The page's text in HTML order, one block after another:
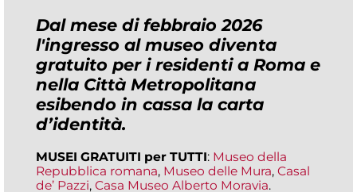
Dal mese di febbraio 2026
l'ingresso al museo diventa
gratuito per i residenti a Roma e
nella Città Metropolitana
esibendo in cassa la carta
d’identità.
MUSEI GRATUITI per TUTTI: Museo della
Repubblica romana, Museo delle Mura, Casal
de’ Pazzi, Casa Museo Alberto Moravia.